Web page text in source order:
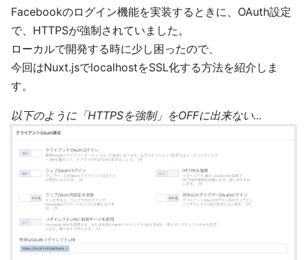
Facebookのログイン機能を実装するときに、OAuth設定
で、HTTPSが強制されていました。
ローカルで開発する時に少し困ったので、
今回はNuxt.jsでlocalhostをSSL化する方法を紹介しま
す。
以下のように「HTTPSを強制」をOFFに出来ない...